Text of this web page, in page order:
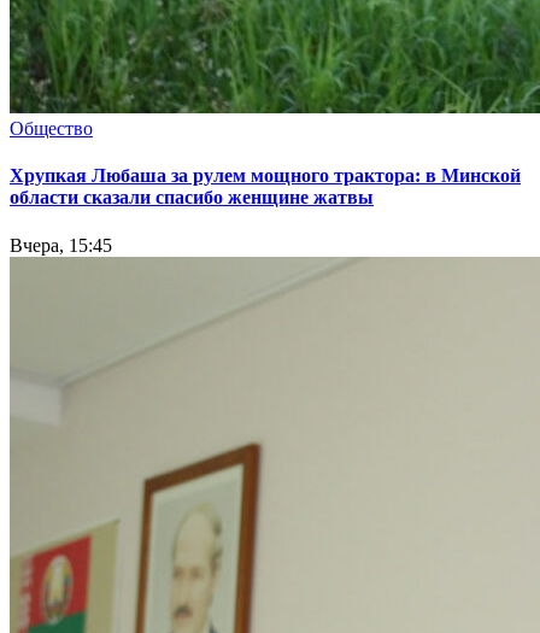
Общество
Хрупкая Любаша за рулем мощного трактора: в Минской
области сказали спасибо женщине жатвы
Вчера, 15:45